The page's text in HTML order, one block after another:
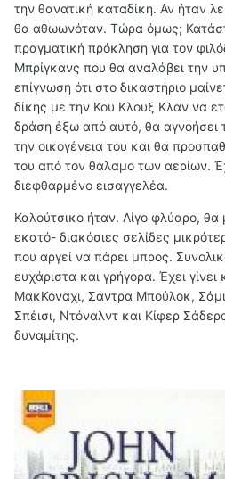
την θανατική καταδίκη. Αν ήταν
θα αθωωνόταν. Τώρα όμως;
πραγματική πρόκληση για τον
Μπρίγκανς που θα αναλάβει την
επίγνωση ότι στο δικαστήριο
δίκης με την Κου Κλουξ Κλαν να
δράση έξω από αυτό, θα αγνοήσει
την οικογένεια του και θα
του από τον θάλαμο των αερίων.
διεφθαρμένο εισαγγελέα.
Καλούτσικο ήταν. Λίγο φλύαρο,
εκατό- διακόσιες σελίδες
που αργεί να πάρει μπρος.
ευχάριστα και γρήγορα. Έχει
ΜακΚόναχι, Σάντρα Μπούλοκ,
Σπέισι, Ντόναλντ και Κίφερ
δυναμίτης.